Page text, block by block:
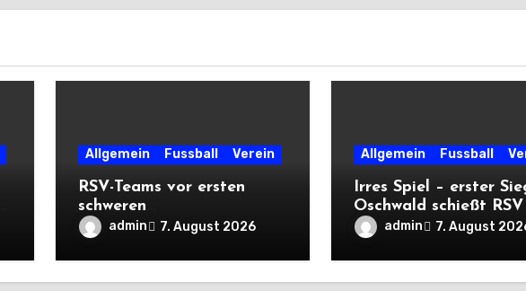
Allgemein Fussball Verein
RSV-Teams vor ersten
schweren
Auswärtsprüfungen der
Saison
admin 7. August 2026
Allgemein Fussball
Irres Spiel – erster
Oschwald schießt
mit Viererpack zu
Premiere
admin 7. August